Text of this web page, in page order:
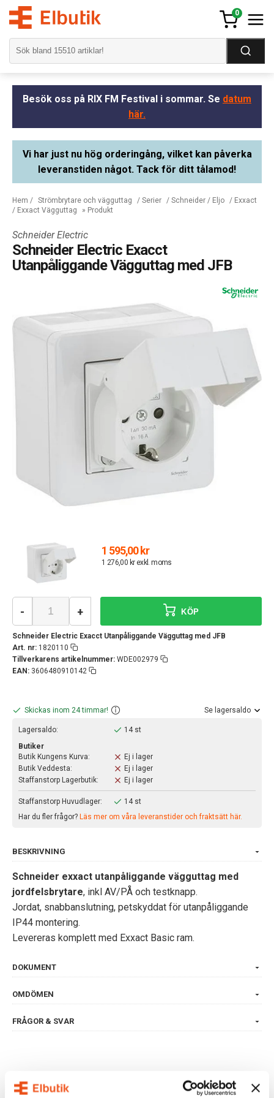
0
Besök oss på RIX FM Festival i sommar. Se datum
här.
Vi har just nu hög orderingång, vilket kan påverka
leveranstiden något. Tack för ditt tålamod!
Hem / Strömbrytare och vägguttag / Serier / Schneider / Eljo / Exxact
/ Exxact Vägguttag » Produkt
Schneider Electric
Schneider Electric Exacct
Utanpåliggande Vägguttag med JFB
1 595,00 kr
1 276,00 kr exkl. moms
Schneider Electric Exacct Utanpåliggande Vägguttag med JFB
Art. nr: 1820110
Tillverkarens artikelnummer: WDE002979
EAN: 3606480910142
- + KÖP
Skickas inom 24 timmar! Se lagersaldo
Lagersaldo:
14 st
Butiker
Butik Kungens Kurva:
Ej i lager
Butik Veddesta:
Ej i lager
Staffanstorp Lagerbutik:
Ej i lager
Staffanstorp Huvudlager:
14 st
Har du fler frågor? Läs mer om våra leveranstider och fraktsätt här.
BESKRIVNING
Schneider exxact utanpåliggande vägguttag med
jordfelsbrytare, inkl AV/PÅ och testknapp.
Jordat, snabbanslutning, petskyddat för utanpåliggande
IP44 montering.
Levereras komplett med Exxact Basic ram.
DOKUMENT
OMDÖMEN
FRÅGOR & SVAR